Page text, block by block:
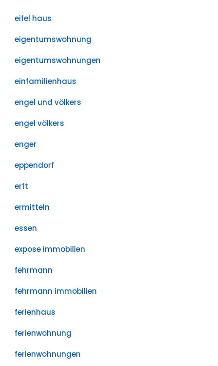
eifel haus
eigentumswohnung
eigentumswohnungen
einfamilienhaus
engel und völkers
engel völkers
enger
eppendorf
erft
ermitteln
essen
expose immobilien
fehrmann
fehrmann immobilien
ferienhaus
ferienwohnung
ferienwohnungen